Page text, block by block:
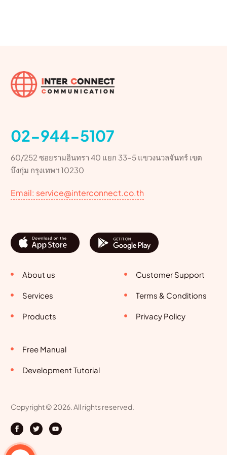
02-944-5107
60/252 ซอยรามอินทรา 40 แยก 33-5 แขวงนวลจันทร์ เขต
บึงกุ่ม กรุงเทพฯ 10230
Email: service@interconnect.co.th
About us
Services
Products
Customer Support
Terms & Conditions
Privacy Policy
Free Manual
Development Tutorial
Copyright © 2026. All rights reserved.